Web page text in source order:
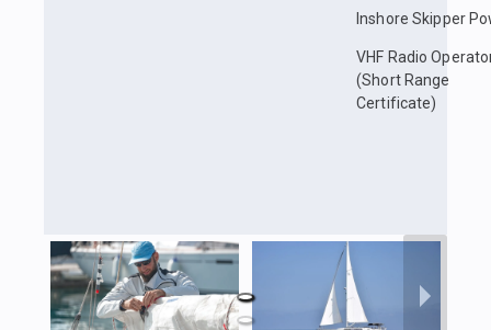
Inshore Skipper
VHF Radio
(Short Range
Certificate)